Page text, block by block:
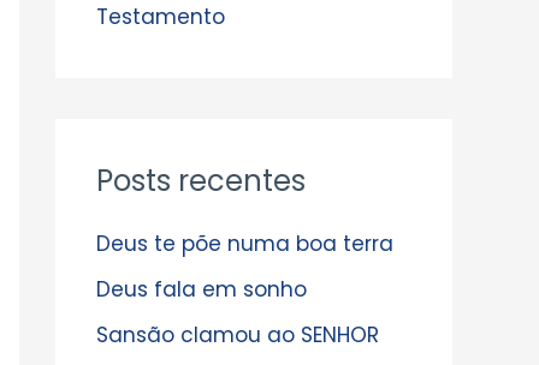
Testamento
Posts recentes
Deus te põe numa boa terra
Deus fala em sonho
Sansão clamou ao SENHOR